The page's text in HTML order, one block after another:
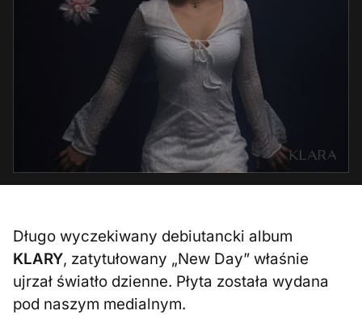
Długo wyczekiwany debiutancki album
KLARY, zatytułowany „New Day” właśnie
ujrzał światło dzienne. Płyta została wydana
pod naszym medialnym.